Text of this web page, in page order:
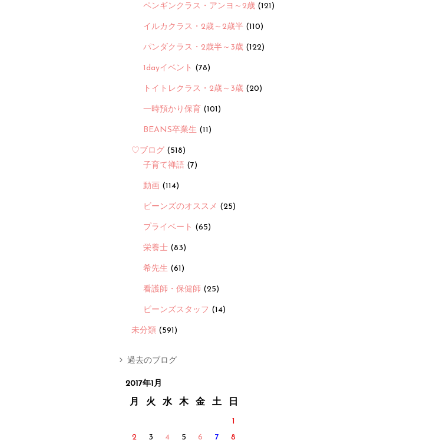
ペンギンクラス・アンヨ～2歳 (121)
イルカクラス・2歳～2歳半 (110)
パンダクラス・2歳半～3歳 (122)
1dayイベント (78)
トイトレクラス・2歳～3歳 (20)
一時預かり保育 (101)
BEANS卒業生 (11)
♡ブログ (518)
子育て禅語 (7)
動画 (114)
ビーンズのオススメ (25)
プライベート (65)
栄養士 (83)
希先生 (61)
看護師・保健師 (25)
ビーンズスタッフ (14)
未分類 (591)
過去のブログ
2017年1月
月 火 水 木 金 土 日
1
2
3 4 5 6 7
8